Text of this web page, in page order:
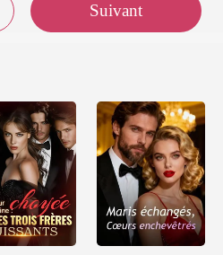
Suivant